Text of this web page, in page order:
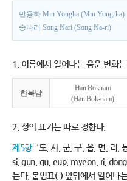
민용하 Min Yongha (Min Yong-ha)
송나리 Song Nari (Song Na-ri)
1. 이름에서 일어나는 음운 변화
한복남
Han Boknam
(Han Bok-nam)
2. 성의 표기는 따로 정한다.
제5항 ‘도, 시, 군, 구, 읍, 면, 리,
si, gun, gu, eup, myeon, ri,
는다. 붙임표(-) 앞뒤에서 일어나